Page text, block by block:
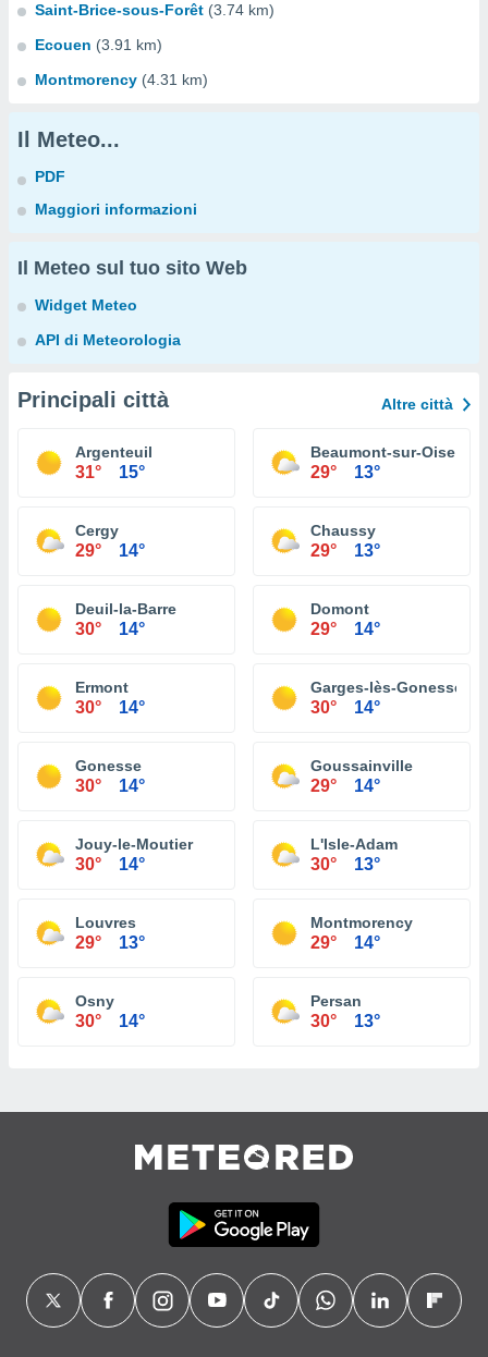
Saint-Brice-sous-Forêt (3.74 km)
Ecouen (3.91 km)
Montmorency (4.31 km)
Il Meteo...
PDF
Maggiori informazioni
Il Meteo sul tuo sito Web
Widget Meteo
API di Meteorologia
Principali città Altre città
Argenteuil
31° 15°
Beaumont-sur-Oise
29° 13°
Cergy
29° 14°
Chaussy
29° 13°
Deuil-la-Barre
30° 14°
Domont
29° 14°
Ermont
30° 14°
Garges-lès-Gonesse
30° 14°
Gonesse
30° 14°
Goussainville
29° 14°
Jouy-le-Moutier
30° 14°
L'Isle-Adam
30° 13°
Louvres
29° 13°
Montmorency
29° 14°
Osny
30° 14°
Persan
30° 13°